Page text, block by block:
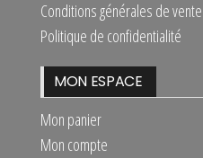
Conditions générales de vente
Politique de confidentialité
MON ESPACE
Mon panier
Mon compte